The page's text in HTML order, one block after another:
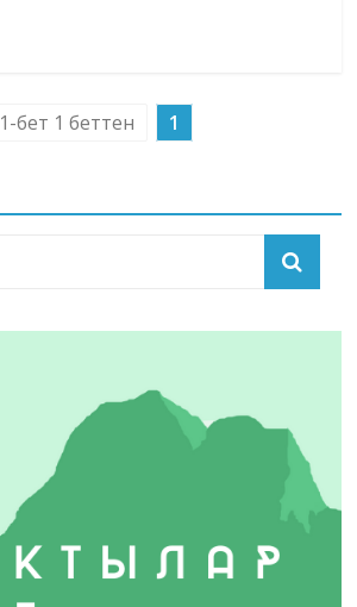
1-бет 1 беттен 1